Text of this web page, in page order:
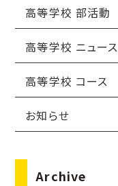
高等学校 部活動
高等学校 ニュース
高等学校 コース
お知らせ
Archive